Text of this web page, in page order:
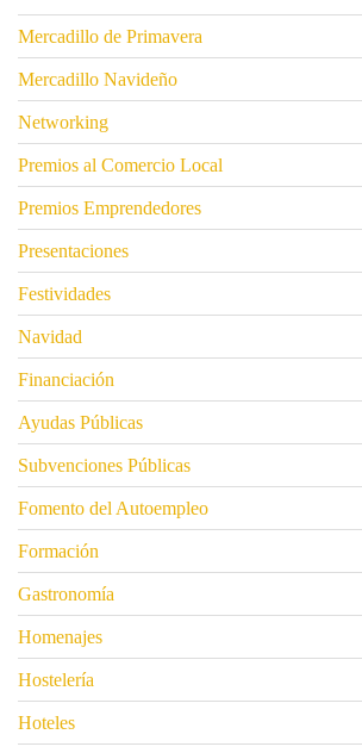
Mercadillo de Primavera
Mercadillo Navideño
Networking
Premios al Comercio Local
Premios Emprendedores
Presentaciones
Festividades
Navidad
Financiación
Ayudas Públicas
Subvenciones Públicas
Fomento del Autoempleo
Formación
Gastronomía
Homenajes
Hostelería
Hoteles